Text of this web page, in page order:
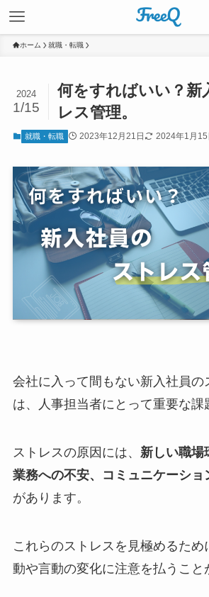
ホーム 就職・転職
何をすればいい？新
レス管理。
2024
1/15
就職・転職 2023年12月21日 2024年1月15
会社に入って間もない新入社員の
は、人事担当者にとって重要な課
ストレスの原因には、 新しい職場
業務への不安、コミュニケーショ
があります。
これらのストレスを見極めるため
動や言動の変化に注意を払うこと